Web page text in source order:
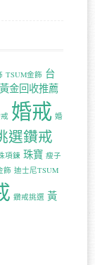
TSUM金飾 台
金回收推薦
婚戒 婚
選鑽戒
項鍊 珠寶 瘦子
飾 迪士尼TSUM
鑽戒挑選 黃